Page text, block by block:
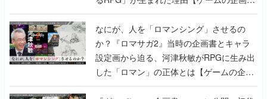
書】
なにが、人を「ロマンシング」させるの
か？『ロマサガ2』当時の企画書とキャラ
設定画から迫る、河津秋敏がRPGに生み出
した「ロマン」の正体とは【ゲームの企画
書】